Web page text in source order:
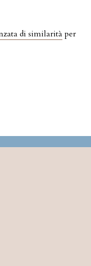
di similarità per